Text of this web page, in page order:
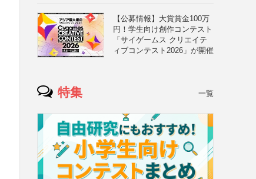
【公募情報】大賞賞金100万
円！学生向け創作コンテスト
「サイゲームス クリエイテ
ィブコンテスト2026」が開催
特集 一覧